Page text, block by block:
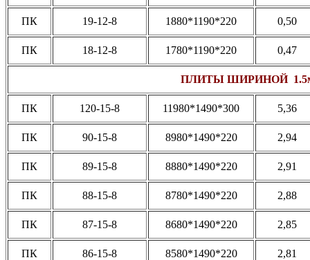
ПК 19-12-8 1880*1190*220 0,50
ПК 18-12-8 1780*1190*220 0,47
ПЛИТЫ ШИРИНОЙ
ПК 120-15-8 11980*1490*300 5,36
ПК 90-15-8 8980*1490*220 2,94
ПК 89-15-8 8880*1490*220 2,91
ПК 88-15-8 8780*1490*220 2,88
ПК 87-15-8 8680*1490*220 2,85
ПК 86-15-8 8580*1490*220 2,81